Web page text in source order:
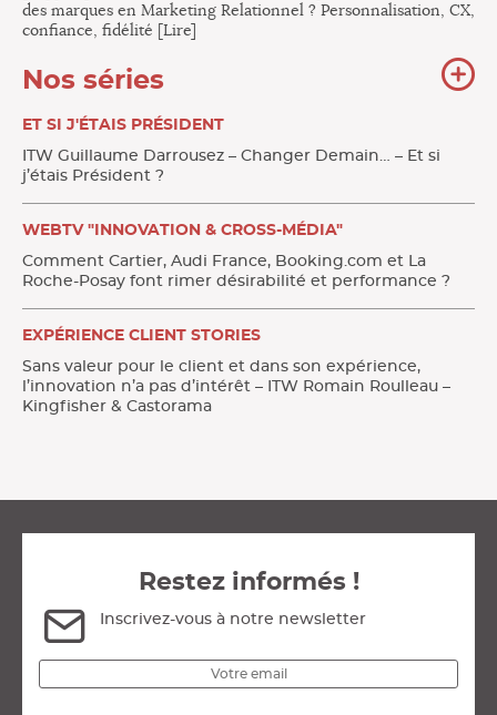
des marques en Marketing Relationnel ? Personnalisation, CX,
confiance, fidélité [Lire]
Nos séries
ET SI J'ÉTAIS PRÉSIDENT
ITW Guillaume Darrousez – Changer Demain… – Et si
j’étais Président ?
WEBTV "INNOVATION & CROSS-MÉDIA"
Comment Cartier, Audi France, Booking.com et La
Roche-Posay font rimer désirabilité et performance ?
EXPÉRIENCE CLIENT STORIES
Sans valeur pour le client et dans son expérience,
l’innovation n’a pas d’intérêt – ITW Romain Roulleau –
Kingfisher & Castorama
Restez informés !
Inscrivez-vous à notre newsletter